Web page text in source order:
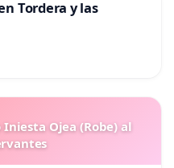
Tordera y las
Ojea (Robe) al